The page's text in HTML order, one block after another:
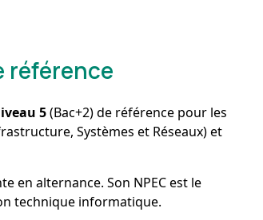
référence
5(Bac+2) de référence pour les
Systèmes et Réseaux) et
en alternance. Son NPEC est le
technique informatique.